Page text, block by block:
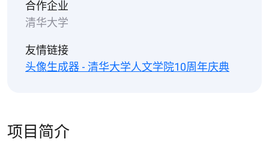
合作企业
清华大学
友情链接
头像生成器 - 清华大学人文学院10周年庆典
项目简介